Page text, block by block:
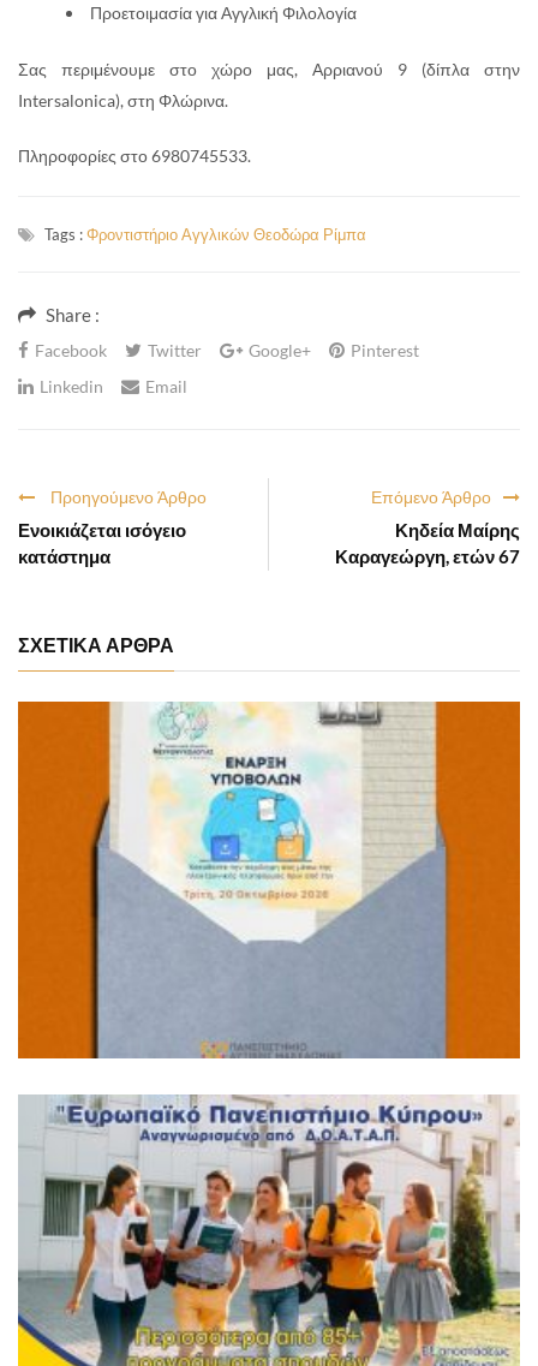
Πρoετοιμασία για Αγγλική Φιλολογία
Σας περιμένουμε στο χώρο μας, Αρριανού 9 (δίπλα στην
Intersalonica), στη Φλώρινα.
Πληροφορίες στο 6980745533.
Tags :Φροντιστήριο Αγγλικών Θεοδώρα Ρίμπα
Share :
Facebook Twitter Google+
Pinterest
Linkedin
Email
Επόμενο Άρθρο
Κηδεία Μαίρης
Καραγεώργη, ετών 67
Προηγούμενο Άρθρο
Ενοικιάζεται ισόγειο
κατάστημα
ΣΧΕΤΙΚΑ ΑΡΘΡΑ